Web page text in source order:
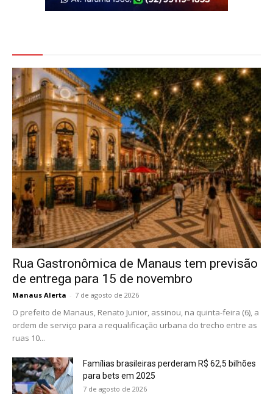
Rua Gastronômica de Manaus tem previsão
de entrega para 15 de novembro
Manaus Alerta - 7 de agosto de 2026
O prefeito de Manaus, Renato Junior, assinou, na quinta-feira (6), a
ordem de serviço para a requalificação urbana do trecho entre as
ruas 10...
Famílias brasileiras perderam R$ 62,5 bilhões
para bets em 2025
7 de agosto de 2026